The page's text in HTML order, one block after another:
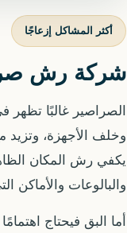
أكثر المشاكل إزعاجًا
شركة رش
الصراصير غالبًا تظهر
وخلف الأجهزة، وتزيد
يكفي رش المكان
والبالوعات والأماكن
أما البق فيحتاج